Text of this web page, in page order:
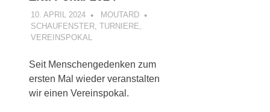
10. APRIL 2024
MOUTARD
SCHAUFENSTER, TURNIERE,
VEREINSPOKAL
Seit Menschengedenken zum
ersten Mal wieder veranstalten
wir einen Vereinspokal.